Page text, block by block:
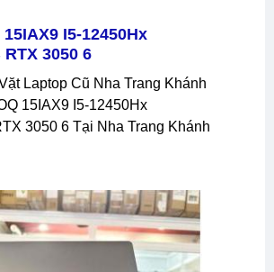
I5-12450Hx
RTX 3050 6
15IAX9 I5-12450Hx
3050 6 Tại Nha Trang Khánh